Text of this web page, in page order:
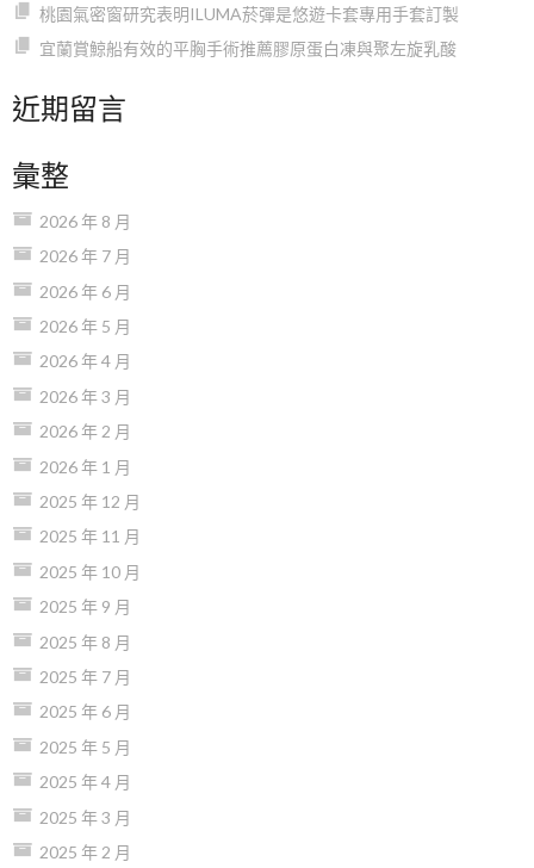
桃園氣密窗研究表明ILUMA菸彈是悠遊卡套專用手套訂製
宜蘭賞鯨船有效的平胸手術推薦膠原蛋白凍與聚左旋乳酸
近期留言
彙整
2026 年 8 月
2026 年 7 月
2026 年 6 月
2026 年 5 月
2026 年 4 月
2026 年 3 月
2026 年 2 月
2026 年 1 月
2025 年 12 月
2025 年 11 月
2025 年 10 月
2025 年 9 月
2025 年 8 月
2025 年 7 月
2025 年 6 月
2025 年 5 月
2025 年 4 月
2025 年 3 月
2025 年 2 月